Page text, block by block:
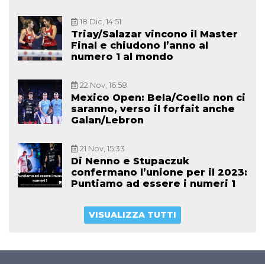
18 Dic, 14:51
Triay/Salazar vincono il Master
Final e chiudono l’anno al
numero 1 al mondo
22 Nov, 16:58
Mexico Open: Bela/Coello non ci
saranno, verso il forfait anche
Galan/Lebron
21 Nov, 15:33
Di Nenno e Stupaczuk
confermano l’unione per il 2023:
Puntiamo ad essere i numeri 1
VISUALIZZA TUTTI